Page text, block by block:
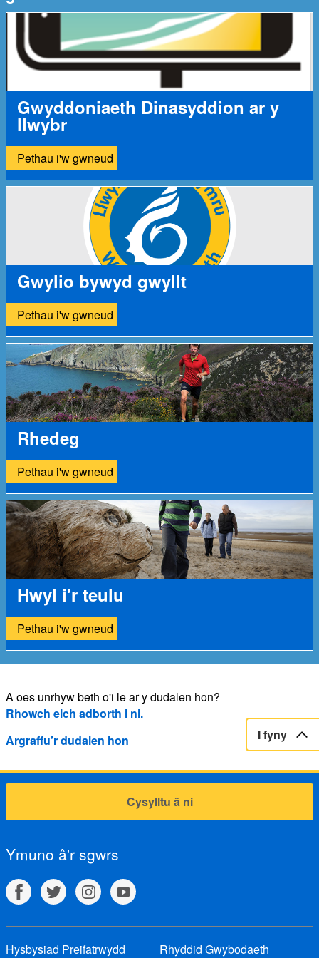
Gwyddoniaeth Dinasyddion ar y
llwybr
Pethau i'w gwneud
Gwylio bywyd gwyllt
Pethau i'w gwneud
Rhedeg
Pethau i'w gwneud
Hwyl i'r teulu
Pethau i'w gwneud
A oes unrhyw beth o'i le ar y dudalen hon?
Rhowch eich adborth i ni.
Argraffu’r dudalen hon
I fyny
Cysylltu â ni
Ymuno â'r sgwrs
Hysbysiad Preifatrwydd Rhyddid Gwybodaeth